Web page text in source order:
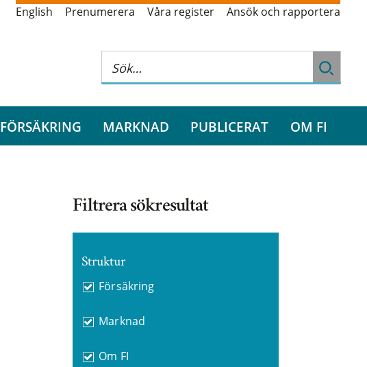
English Prenumerera Våra register Ansök och rapportera
FÖRSÄKRING MARKNAD PUBLICERAT OM FI
Filtrera sökresultat
Struktur
Försäkring
Marknad
Om FI